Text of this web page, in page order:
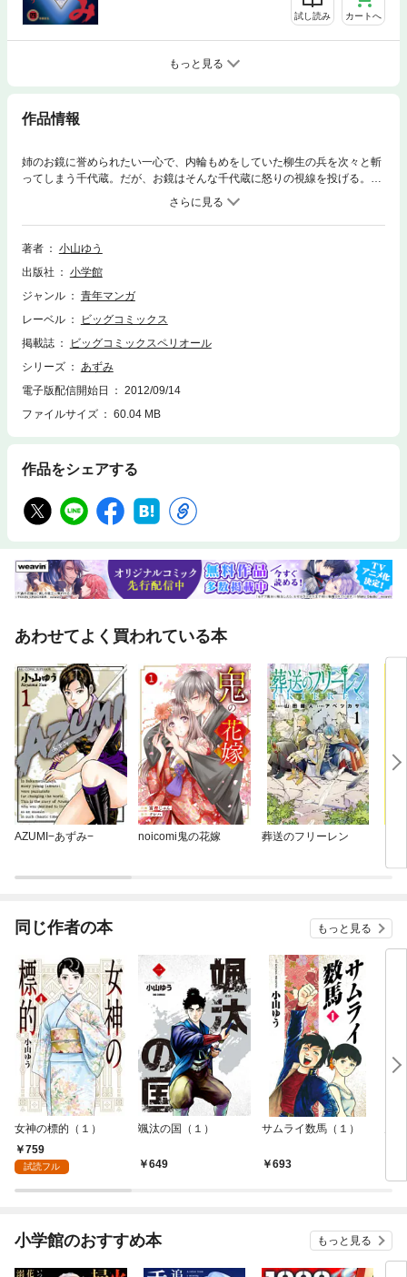
試し読み カートへ
もっと見る
作品情報
姉のお鏡に誉められたい一心で、内輪もめをしていた柳生の兵を次々と斬
ってしまう千代蔵。だが、お鏡はそんな千代蔵に怒りの視線を投げる。あ
てもなくさまよう傷心の千代蔵を偶然目撃したあずみは、用心のため後を
追いかけるが、ふとしたことから彼と心を通わせることに…
著者
小山ゆう
出版社
小学館
ジャンル
青年マンガ
レーベル
ビッグコミックス
掲載誌
ビッグコミックスペリオール
シリーズ
あずみ
電子版配信開始日
2012/09/14
ファイルサイズ
60.04 MB
作品をシェアする
あわせてよく買われている本
AZUMI−あずみ− noicomi鬼の花嫁 葬送のフリーレン
同じ作者の本 もっと見る
女神の標的（１）
759
試読フル
颯汰の国（１）
649
サムライ数馬（１）
693
小学館のおすすめ本 もっと見る